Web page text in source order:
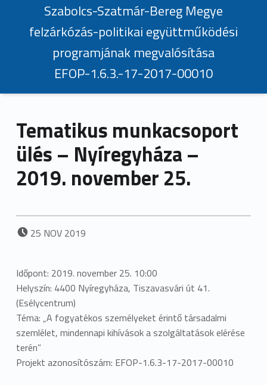
Szabolcs-Szatmár-Bereg Megye
felzárkózás-politikai együttműködési
programjának megvalósítása
EFOP-1.6.3.-17-2017-00010
Tematikus munkacsoport
ülés – Nyíregyháza –
2019. november 25.
POSTED ON:
25 NOV 2019
Időpont: 2019. november 25. 10:00
Helyszín: 4400 Nyíregyháza, Tiszavasvári út 41.
(Esélycentrum)
Téma: „A fogyatékos személyeket érintő társadalmi
szemlélet, mindennapi kihívások a szolgáltatások elérése
terén”
Projekt azonosítószám: EFOP-1.6.3-17-2017-00010